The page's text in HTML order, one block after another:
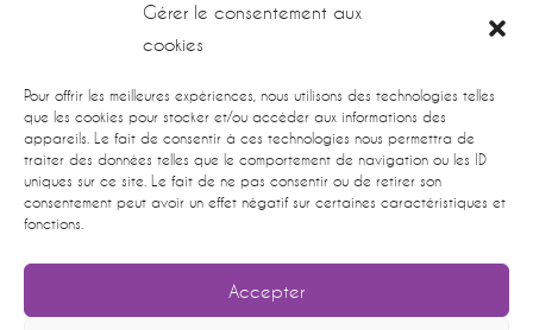
Gérer le consentement aux
cookies
Pour offrir les meilleures expériences, nous utilisons des technologies telles
que les cookies pour stocker et/ou accéder aux informations des
appareils. Le fait de consentir à ces technologies nous permettra de
traiter des données telles que le comportement de navigation ou les ID
uniques sur ce site. Le fait de ne pas consentir ou de retirer son
consentement peut avoir un effet négatif sur certaines caractéristiques et
fonctions.
Accepter
Nous Contacter
4 rue Antoine Lavoisier 31140 Launaguet